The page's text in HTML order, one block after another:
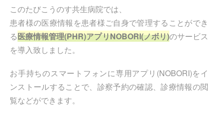
このたびこうのす共生病院では、
患者様の医療情報を患者様ご自身で管理することができ
る医療情報管理(PHR)アプリNOBORI(ノボリ)のサービス
を導入致しました。
お手持ちのスマートフォンに専用アプリ(NOBORI)をイ
ンストールすることで、診察予約の確認、診療情報の閲
覧などができます。